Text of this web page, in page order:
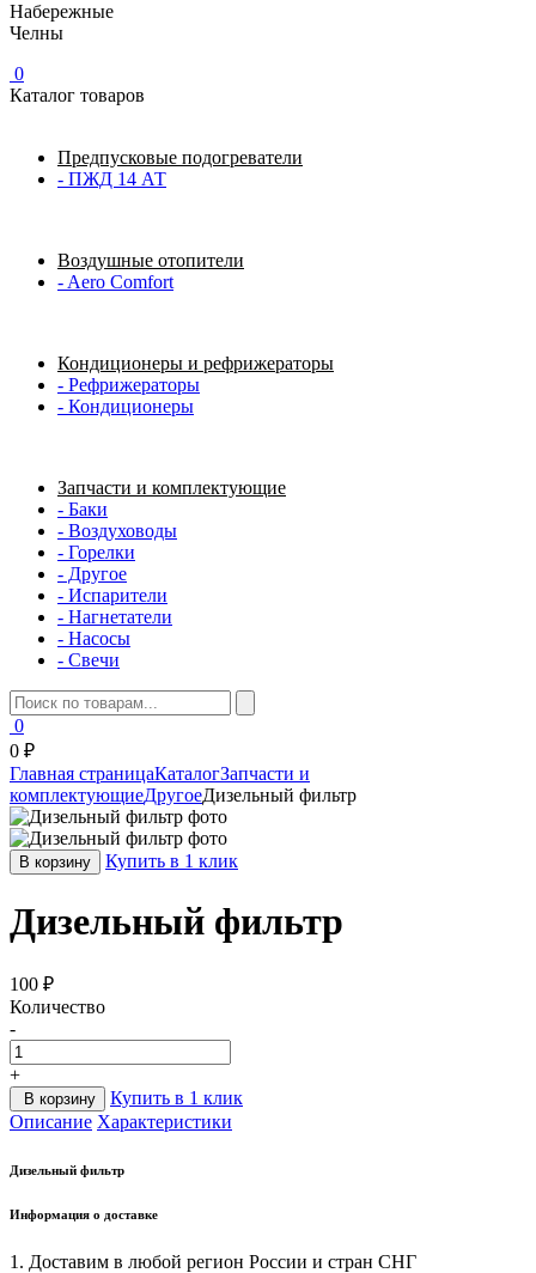
Набережные
Челны
0
Каталог товаров
Предпусковые подогреватели
- ПЖД 14 АТ
Воздушные отопители
- Aero Comfort
Кондиционеры и рефрижераторы
- Рефрижераторы
- Кондиционеры
Запчасти и комплектующие
- Баки
- Воздуховоды
- Горелки
- Другое
- Испарители
- Нагнетатели
- Насосы
- Свечи
0
0 ₽
Главная страницаКаталогЗапчасти и
комплектующиеДругоеДизельный фильтр
В корзину Купить в 1 клик
Дизельный фильтр
100 ₽
Количество
-
+
В корзину
Купить в 1 клик
Описание Характеристики
Дизельный фильтр
Информация о доставке
1. Доставим в любой регион России и стран СНГ